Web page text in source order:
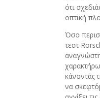
ότι
οπτική
Όσο
τεστ
κάνοντάς
να